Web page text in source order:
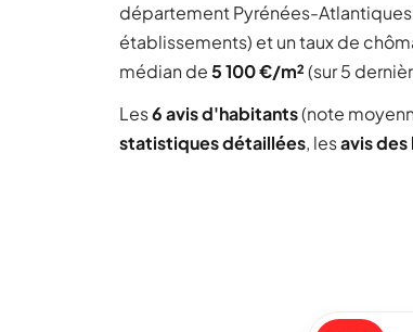
département Pyrénées-
établissements) et un taux de
médian de5 100 €/m²(sur 5
Les6 avis d'habitants(note
statistiques détaillées, lesavis